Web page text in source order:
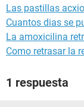
Las pastillas
Cuantos dias se
La amoxicilina
Como retrasar la
1 respuesta